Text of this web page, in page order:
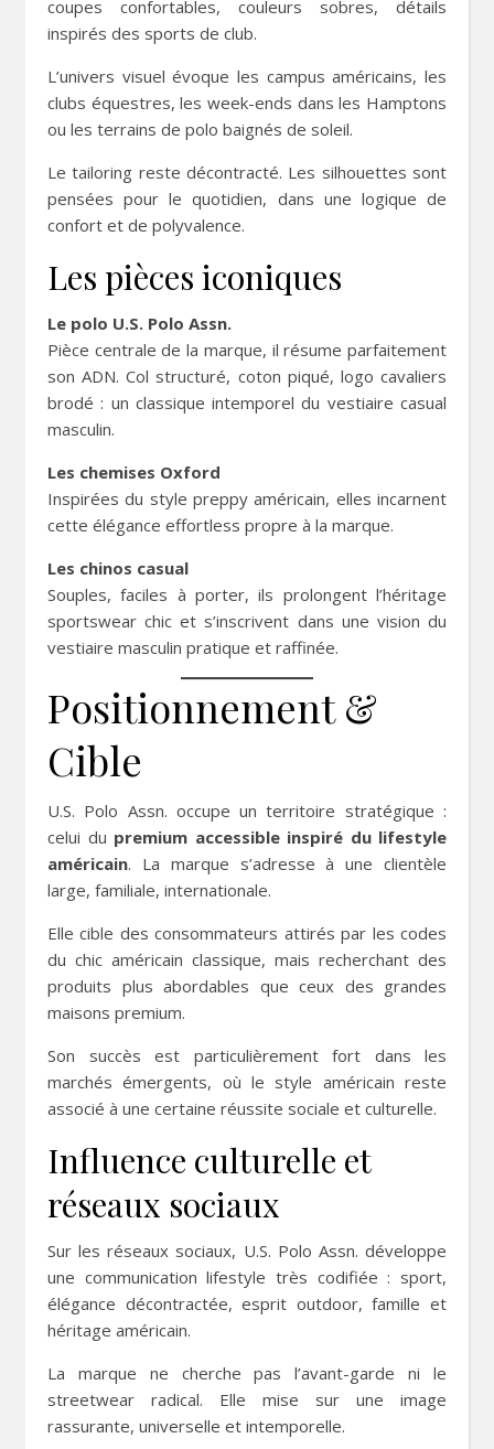
coupes confortables, couleurs sobres, détails
inspirés des sports de club.
L’univers visuel évoque les campus américains, les
clubs équestres, les week-ends dans les Hamptons
ou les terrains de polo baignés de soleil.
Le tailoring reste décontracté. Les silhouettes sont
pensées pour le quotidien, dans une logique de
confort et de polyvalence.
Les pièces iconiques
Le polo U.S. Polo Assn.
Pièce centrale de la marque, il résume parfaitement
son ADN. Col structuré, coton piqué, logo cavaliers
brodé : un classique intemporel du vestiaire casual
masculin.
Les chemises Oxford
Inspirées du style preppy américain, elles incarnent
cette élégance effortless propre à la marque.
Les chinos casual
Souples, faciles à porter, ils prolongent l’héritage
sportswear chic et s’inscrivent dans une vision du
vestiaire masculin pratique et raffinée.
Positionnement &
Cible
U.S. Polo Assn. occupe un territoire stratégique :
celui du premium accessible inspiré du lifestyle
américain. La marque s’adresse à une clientèle
large, familiale, internationale.
Elle cible des consommateurs attirés par les codes
du chic américain classique, mais recherchant des
produits plus abordables que ceux des grandes
maisons premium.
Son succès est particulièrement fort dans les
marchés émergents, où le style américain reste
associé à une certaine réussite sociale et culturelle.
Influence culturelle et
réseaux sociaux
Sur les réseaux sociaux, U.S. Polo Assn. développe
une communication lifestyle très codifiée : sport,
élégance décontractée, esprit outdoor, famille et
héritage américain.
La marque ne cherche pas l’avant-garde ni le
streetwear radical. Elle mise sur une image
rassurante, universelle et intemporelle.